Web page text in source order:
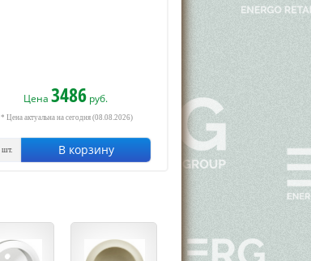
Цена 3486 руб.
* Цена актуальна на сегодня (08.08.2026)
шт. В корзину